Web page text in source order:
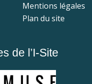
Mentions légales
Plan du site
de l’I-Site